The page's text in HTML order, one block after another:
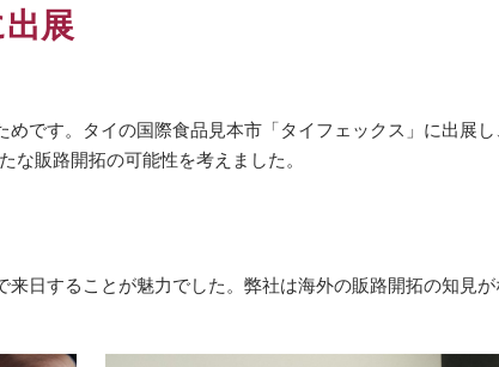
展
です。タイの国際食品見本市「タイフェックス」に出展
販路開拓の可能性を考えました。
日することが魅力でした。弊社は海外の販路開拓の知見